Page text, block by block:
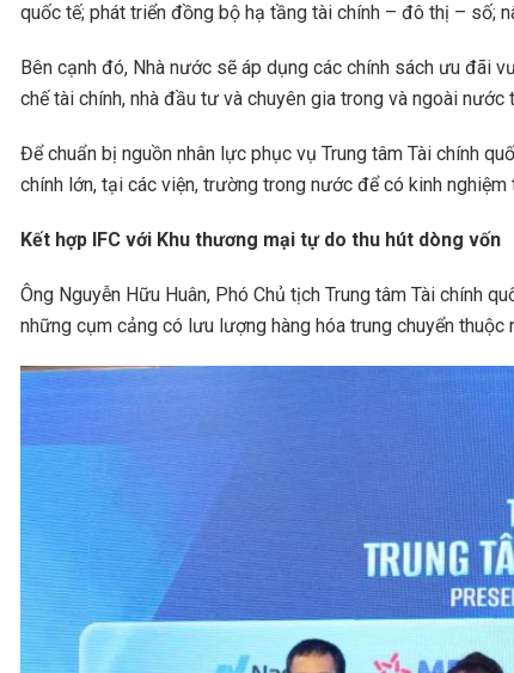
quốc tế; phát triển đồng bộ hạ tầng tài chính – đô thị – số;
Bên cạnh đó, Nhà nước sẽ áp dụng các chính sách ưu đãi
chế tài chính, nhà đầu tư và chuyên gia trong và ngoài
Để chuẩn bị nguồn nhân lực phục vụ Trung tâm Tài chính
chính lớn, tại các viện, trường trong nước để có kinh
Kết hợp IFC với Khu thương mại tự do thu hút dòng vốn
Ông Nguyễn Hữu Huân, Phó Chủ tịch Trung tâm Tài chính
những cụm cảng có lưu lượng hàng hóa trung chuyển